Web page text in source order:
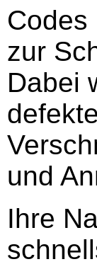
Codes
zur
Dabei
und
Ihre